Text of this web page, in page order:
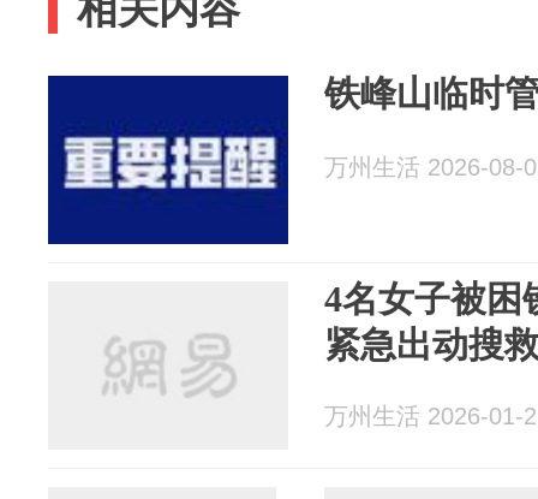
相关内容
铁峰山临时
万州生活 2026-08-
4名女子被困
紧急出动搜
万州生活 2026-01-